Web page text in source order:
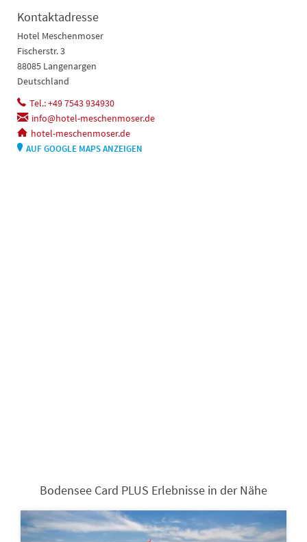
Kontaktadresse
Hotel Meschenmoser
Fischerstr. 3
88085 Langenargen
Deutschland
Tel.: +49 7543 934930
info@hotel-meschenmoser.de
hotel-meschenmoser.de
AUF GOOGLE MAPS ANZEIGEN
Bodensee Card PLUS Erlebnisse in der Nähe